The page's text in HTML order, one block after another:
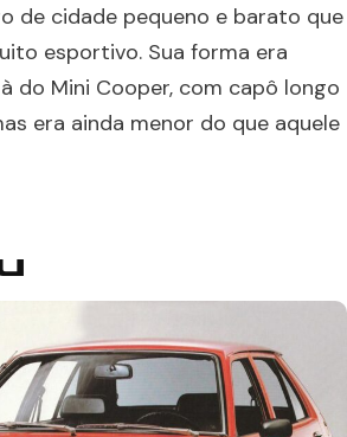
de cidade pequeno e barato que
esportivo. Sua forma era
do Mini Cooper, com capô longo
era ainda menor do que aquele